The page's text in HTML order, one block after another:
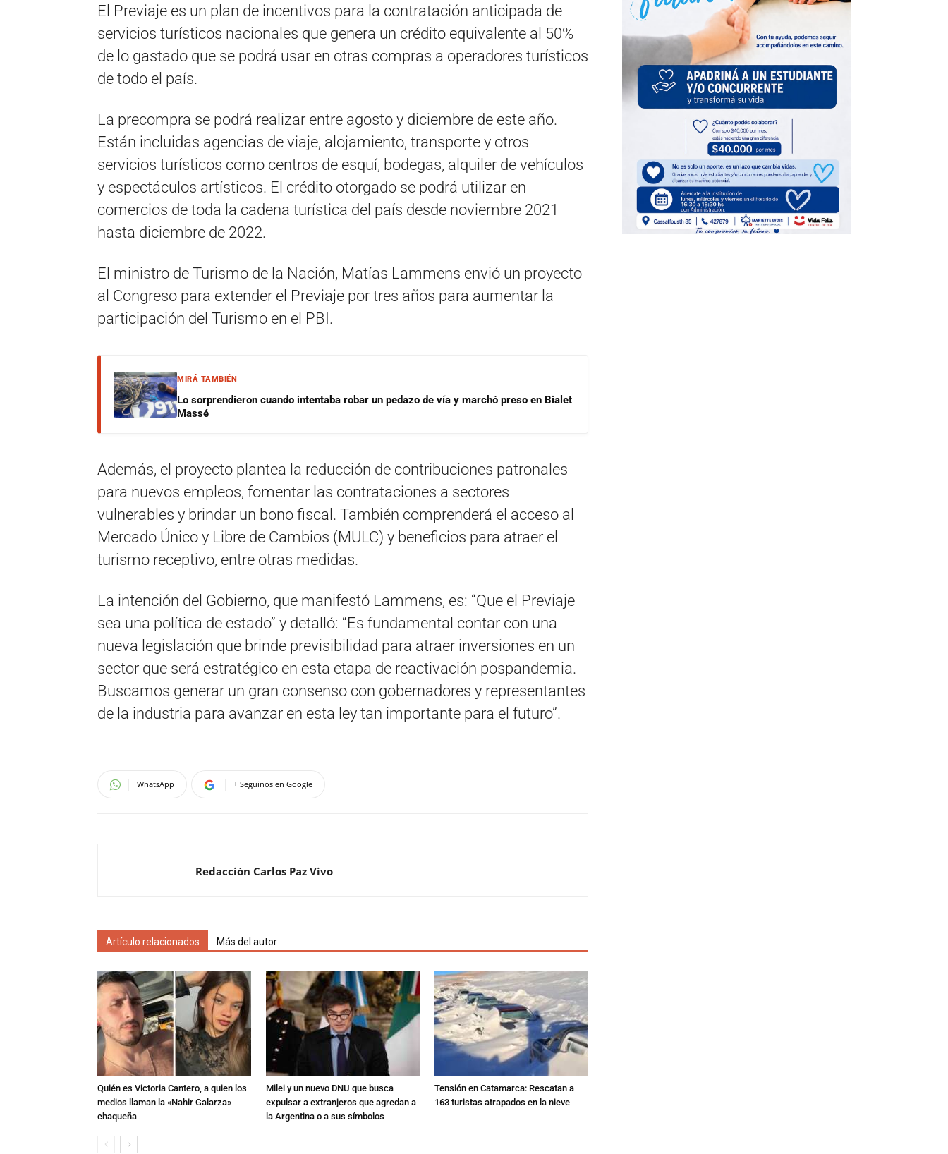
El Previaje es un plan de incentivos para la contratación anticipada de
servicios turísticos nacionales que genera un crédito equivalente al 50%
de lo gastado que se podrá usar en otras compras a operadores turísticos
de todo el país.
La precompra se podrá realizar entre agosto y diciembre de este año.
Están incluidas agencias de viaje, alojamiento, transporte y otros
servicios turísticos como centros de esquí, bodegas, alquiler de vehículos
y espectáculos artísticos. El crédito otorgado se podrá utilizar en
comercios de toda la cadena turística del país desde noviembre 2021
hasta diciembre de 2022.
El ministro de Turismo de la Nación, Matías Lammens envió un proyecto
al Congreso para extender el Previaje por tres años para aumentar la
participación del Turismo en el PBI.
MIRÁ TAMBIÉN
Lo sorprendieron cuando intentaba robar un pedazo de vía y marchó preso en Bialet
Massé
Además, el proyecto plantea la reducción de contribuciones patronales
para nuevos empleos, fomentar las contrataciones a sectores
vulnerables y brindar un bono fiscal. También comprenderá el acceso al
Mercado Único y Libre de Cambios (MULC) y beneficios para atraer el
turismo receptivo, entre otras medidas.
La intención del Gobierno, que manifestó Lammens, es: “Que el Previaje
sea una política de estado” y detalló: “Es fundamental contar con una
nueva legislación que brinde previsibilidad para atraer inversiones en un
sector que será estratégico en esta etapa de reactivación pospandemia.
Buscamos generar un gran consenso con gobernadores y representantes
de la industria para avanzar en esta ley tan importante para el futuro”.
WhatsApp + Seguinos en Google
Redacción Carlos Paz Vivo
Artículo relacionados Más del autor
Quién es Victoria Cantero, a quien los
medios llaman la «Nahir Galarza»
chaqueña
Milei y un nuevo DNU que busca
expulsar a extranjeros que agredan a
la Argentina o a sus símbolos
Tensión en Catamarca: Rescatan a
163 turistas atrapados en la nieve